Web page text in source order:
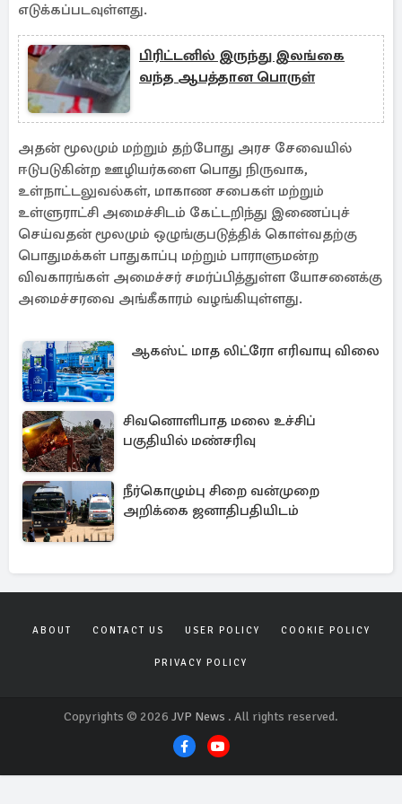
எடுக்கப்படவுள்ளது.
பிரிட்டனில் இருந்து இலங்கை
வந்த ஆபத்தான பொருள்
அதன் மூலமும் மற்றும் தற்போது அரச சேவையில்
ஈடுபடுகின்ற ஊழியர்களை பொது நிருவாக,
உள்நாட்டலுவல்கள், மாகாண சபைகள் மற்றும்
உள்ளுராட்சி அமைச்சிடம் கேட்டறிந்து இணைப்புச்
செய்வதன் மூலமும் ஒழுங்குபடுத்திக் கொள்வதற்கு
பொதுமக்கள் பாதுகாப்பு மற்றும் பாராளுமன்ற
விவகாரங்கள் அமைச்சர் சமர்ப்பித்துள்ள யோசனைக்கு
அமைச்சரவை அங்கீகாரம் வழங்கியுள்ளது.
ஆகஸ்ட் மாத லிட்ரோ எரிவாயு விலை
சிவனொளிபாத மலை உச்சிப்
பகுதியில் மண்சரிவு
நீர்கொழும்பு சிறை வன்முறை
அறிக்கை ஜனாதிபதியிடம்
ABOUT CONTACT US USER POLICY COOKIE POLICY
PRIVACY POLICY
Copyrights © 2026 JVP News . All rights reserved.